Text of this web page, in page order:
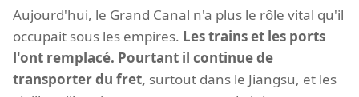
Aujourd'hui, le Grand Canal n'a plus le rôle vital qu'il
occupait sous les empires. Les trains et les ports
l'ont remplacé. Pourtant il continue de
transporter du fret, surtout dans le Jiangsu, et les